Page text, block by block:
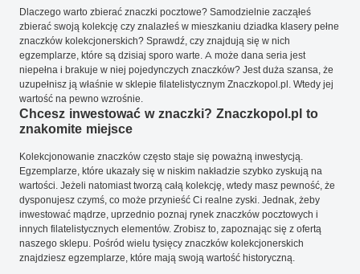
Dlaczego warto zbierać znaczki pocztowe? Samodzielnie zacząłeś
zbierać swoją kolekcję czy znalazłeś w mieszkaniu dziadka klasery pełne
znaczków kolekcjonerskich? Sprawdź, czy znajdują się w nich
egzemplarze, które są dzisiaj sporo warte. A może dana seria jest
niepełna i brakuje w niej pojedynczych znaczków? Jest duża szansa, że
uzupełnisz ją właśnie w sklepie filatelistycznym Znaczkopol.pl. Wtedy jej
wartość na pewno wzrośnie.
Chcesz inwestować w znaczki? Znaczkopol.pl to
znakomite miejsce
Kolekcjonowanie znaczków często staje się poważną inwestycją.
Egzemplarze, które ukazały się w niskim nakładzie szybko zyskują na
wartości. Jeżeli natomiast tworzą całą kolekcję, wtedy masz pewność, że
dysponujesz czymś, co może przynieść Ci realne zyski. Jednak, żeby
inwestować mądrze, uprzednio poznaj rynek znaczków pocztowych i
innych filatelistycznych elementów. Zrobisz to, zapoznając się z ofertą
naszego sklepu. Pośród wielu tysięcy znaczków kolekcjonerskich
znajdziesz egzemplarze, które mają swoją wartość historyczną.